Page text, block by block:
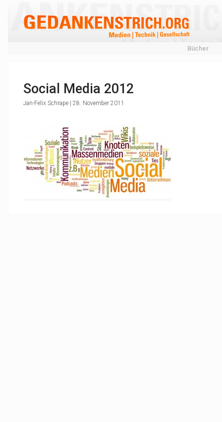
Bücher
Social Media 2012
Jan-Felix Schrape | 28. November 2011